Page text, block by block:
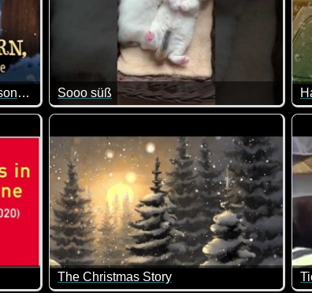
Vom kleinen Stern, der etwas Besonderes sein wollte
Plätzchen von allen sein. Schön verziert werden
Sooo süß
Sind diese Kätzchen nicht super niedlich?
The Christmas Story